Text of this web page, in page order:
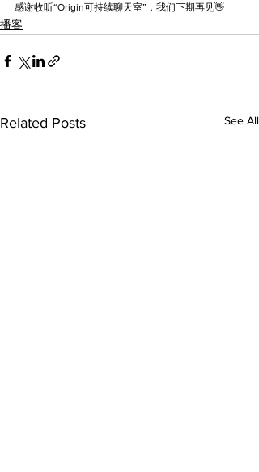
感谢收听“Origin可持续聊天室”，我们下期再见👋
播客
Related Posts See All